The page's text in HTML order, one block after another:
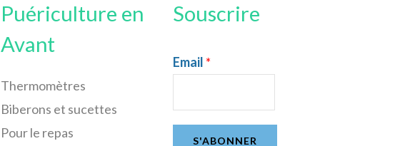
Puériculture en
Avant
Thermomètres
Biberons et sucettes
Pour le repas
Souscrire
Email *
S'ABONNER